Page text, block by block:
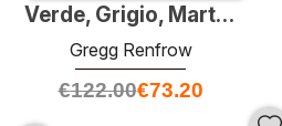
Verde, Grigio, Marte viola
Gregg Renfrow
€122.00€73.20